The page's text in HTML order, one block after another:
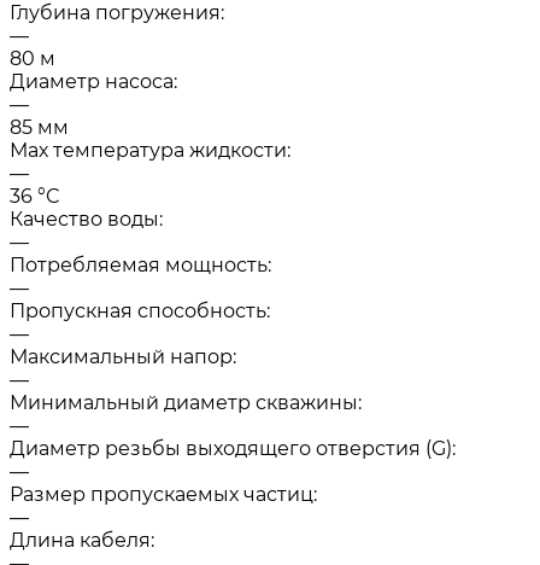
Глубина погружения:
—
80 м
Диаметр насоса:
—
85 мм
Мах температура жидкости:
—
36 °С
Качество воды:
—
Потребляемая мощность:
—
Пропускная способность:
—
Максимальный напор:
—
Минимальный диаметр скважины:
—
Диаметр резьбы выходящего отверстия (G):
—
Размер пропускаемых частиц:
—
Длина кабеля: